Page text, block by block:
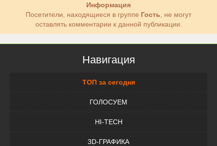
Информация
Посетители, находящиеся в группе Гость , не могут
оставлять комментарии к данной публикации.
Навигация
ТОП за сегодня
ГОЛОСУЕМ
HI-TECH
3D-ГРАФИКА